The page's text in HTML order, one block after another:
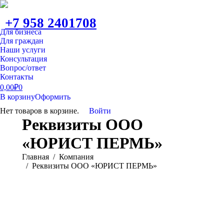
+7 958 2401708
Для бизнеса
Для граждан
Наши услуги
Консультация
Вопрос/ответ
Контакты
0,00₽0
В корзинуОформить
Нет товаров в корзине.
Войти
Реквизиты ООО
«ЮРИСТ ПЕРМЬ»
Вы здесь:
Главная
Компания
Реквизиты ООО «ЮРИСТ ПЕРМЬ»